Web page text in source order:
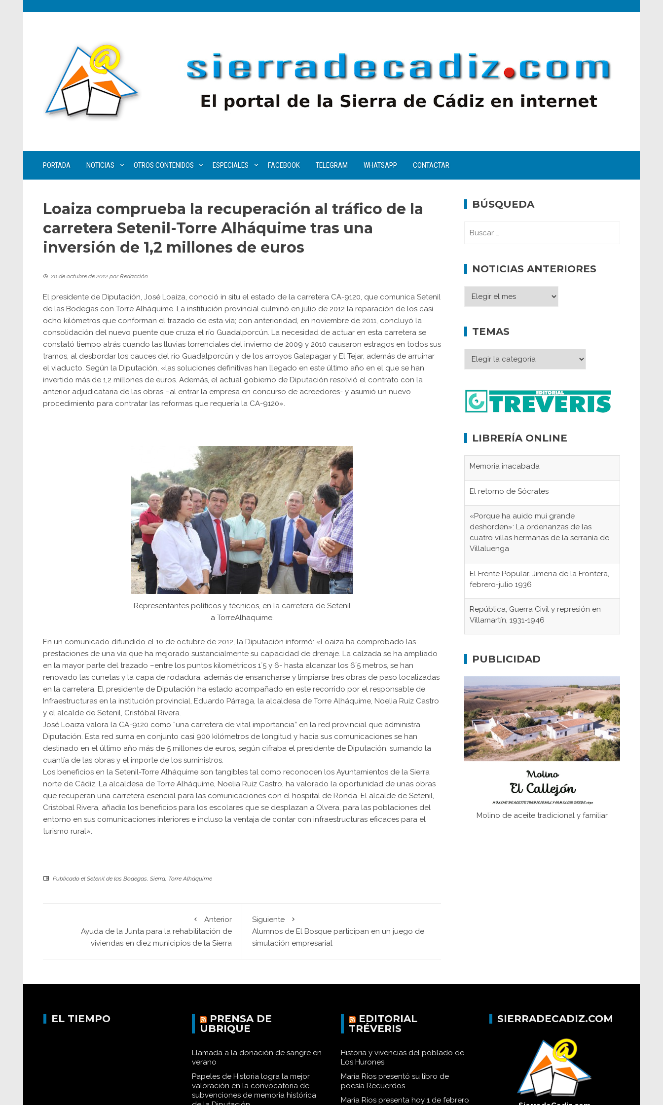
PORTADA NOTICIAS OTROS CONTENIDOS ESPECIALES FACEBOOK TELEGRAM WHATSAPP CONTACTAR
Loaiza comprueba la recuperación al tráfico de la
carretera Setenil-Torre Alháquime tras una
inversión de 1,2 millones de euros
20 de octubre de 2012 porRedacción
El presidente de Diputación, José Loaiza, conoció in situ el estado de la carretera CA-9120, que comunica Setenil
de las Bodegas con Torre Alháquime. La institución provincial culminó en julio de 2012 la reparación de los casi
ocho kilómetros que conforman el trazado de esta vía; con anterioridad, en noviembre de 2011, concluyó la
consolidación del nuevo puente que cruza el río Guadalporcún. La necesidad de actuar en esta carretera se
constató tiempo atrás cuando las lluvias torrenciales del invierno de 2009 y 2010 causaron estragos en todos sus
tramos, al desbordar los cauces del río Guadalporcún y de los arroyos Galapagar y El Tejar, además de arruinar
el viaducto. Según la Diputación, «las soluciones definitivas han llegado en este último año en el que se han
invertido más de 1,2 millones de euros. Además, el actual gobierno de Diputación resolvió el contrato con la
anterior adjudicataria de las obras –al entrar la empresa en concurso de acreedores- y asumió un nuevo
procedimiento para contratar las reformas que requería la CA-9120».
Representantes políticos y técnicos, en la carretera de Setenil
a TorreAlhaquime.
En un comunicado difundido el 10 de octubre de 2012, la Diputación informó: «Loaiza ha comprobado las
prestaciones de una vía que ha mejorado sustancialmente su capacidad de drenaje. La calzada se ha ampliado
en la mayor parte del trazado –entre los puntos kilométricos 1´5 y 6- hasta alcanzar los 6´5 metros, se han
renovado las cunetas y la capa de rodadura, además de ensancharse y limpiarse tres obras de paso localizadas
en la carretera. El presidente de Diputación ha estado acompañado en este recorrido por el responsable de
Infraestructuras en la institución provincial, Eduardo Párraga, la alcaldesa de Torre Alháquime, Noelia Ruiz Castro
y el alcalde de Setenil, Cristóbal Rivera.
José Loaiza valora la CA-9120 como “una carretera de vital importancia” en la red provincial que administra
Diputación. Esta red suma en conjunto casi 900 kilómetros de longitud y hacia sus comunicaciones se han
destinado en el último año más de 5 millones de euros, según cifraba el presidente de Diputación, sumando la
cuantía de las obras y el importe de los suministros.
Los beneficios en la Setenil-Torre Alháquime son tangibles tal como reconocen los Ayuntamientos de la Sierra
norte de Cádiz. La alcaldesa de Torre Alháquime, Noelia Ruiz Castro, ha valorado la oportunidad de unas obras
que recuperan una carretera esencial para las comunicaciones con el hospital de Ronda. El alcalde de Setenil,
Cristóbal Rivera, añadía los beneficios para los escolares que se desplazan a Olvera, para las poblaciones del
entorno en sus comunicaciones interiores e incluso la ventaja de contar con infraestructuras eficaces para el
turismo rural».
Publicado el Setenil de las Bodegas, Sierra, Torre Alháquime
Anterior
Ayuda de la Junta para la rehabilitación de
viviendas en diez municipios de la Sierra
Siguiente
Alumnos de El Bosque participan en un juego de
simulación empresarial
BÚSQUEDA
NOTICIAS ANTERIORES
TEMAS
LIBRERÍA ONLINE
Memoria inacabada
El retorno de Sócrates
«Porque ha auido mui grande
deshorden»: La ordenanzas de las
cuatro villas hermanas de la serranía de
Villaluenga
El Frente Popular. Jimena de la Frontera,
febrero-julio 1936
República, Guerra Civil y represión en
Villamartín, 1931-1946
concentración nazis
fundaciones de Bornos
El Frente Popular. Ubrique, febrero-julio
1936
Juntar las letras. La alfabetización en el
campo: del afán de saber a la
Historia y vivencias del poblado de Los
PUBLICIDAD
Molino de aceite tradicional y familiar
EL TIEMPO
PRENSA DE
UBRIQUE
Llamada a la donación de sangre en
verano
Papeles de Historia logra la mejor
valoración en la convocatoria de
subvenciones de memoria histórica
EDITORIAL
TRÉVERIS
Historia y vivencias del poblado de
Los Hurones
María Ríos presentó su libro de
poesía Recuerdos
María Ríos presenta hoy 1 de febrero
SIERRADECADIZ.COM